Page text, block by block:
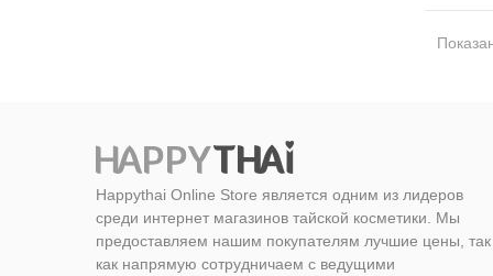
Happythai Online Store является одним из лидеров
среди интернет магазинов тайской косметики. Мы
предоставляем нашим покупателям лучшие цены, так
как напрямую сотрудничаем с ведущими